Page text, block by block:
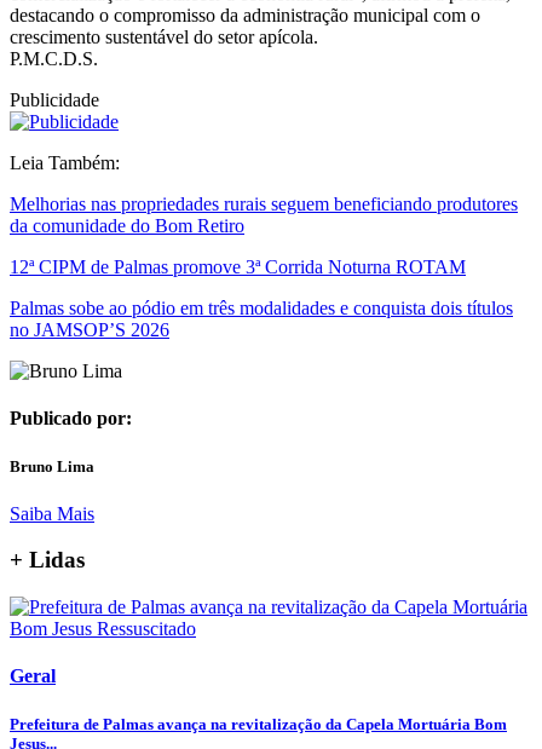
destacando o compromisso da administração municipal com o
crescimento sustentável do setor apícola.
P.M.C.D.S.
Publicidade
Leia Também:
Melhorias nas propriedades rurais seguem beneficiando produtores
da comunidade do Bom Retiro
12ª CIPM de Palmas promove 3ª Corrida Noturna ROTAM
Palmas sobe ao pódio em três modalidades e conquista dois títulos
no JAMSOP’S 2026
Publicado por:
Bruno Lima
Saiba Mais
+ Lidas
Geral
Prefeitura de Palmas avança na revitalização da Capela Mortuária Bom
Jesus...